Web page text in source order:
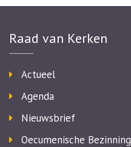
Raad van Kerken
Actueel
Agenda
Nieuwsbrief
Oecumenische Bezinning